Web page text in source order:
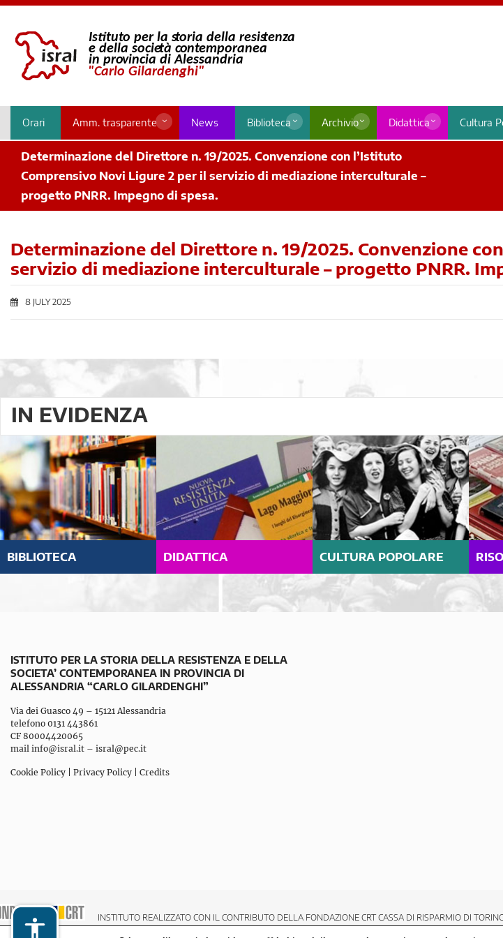
Orari Amm. trasparente News Biblioteca Archivio Didattica Cultura
Determinazione del Direttore n. 19/2025. Convenzione con l’Istituto
Comprensivo Novi Ligure 2 per il servizio di mediazione interculturale –
progetto PNRR. Impegno di spesa.
Determinazione del Direttore n. 19/2025. Convenzione
servizio di mediazione interculturale – progetto PNRR.
8 JULY 2025
IN EVIDENZA
BIBLIOTECA DIDATTICA CULTURA POPOLARE
ISTITUTO PER LA STORIA DELLA RESISTENZA E DELLA
SOCIETA’ CONTEMPORANEA IN PROVINCIA DI
ALESSANDRIA “CARLO GILARDENGHI”
Via dei Guasco 49 – 15121 Alessandria
telefono 0131 443861
CF 80004420065
mail info@isral.it – isral@pec.it
Cookie Policy Privacy Policy Credits
INSTITUTO REALIZZATO CON IL CONTRIBUTO DELLA FONDAZIONE CRT CASSA DI RISPARMIO DI